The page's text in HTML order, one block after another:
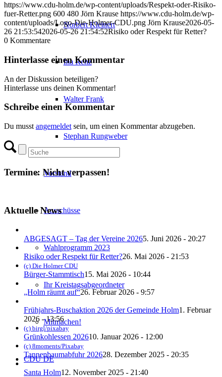
Norbert Kleinert
Ina Renz
Walter Frank
Stephan Rungweber
Vorstand
Ausschüsse
Wahlprogramm 2023
Ihr Kreistagsabgeordneter
Mitmachen!
CDU DE
https://www.cdu-holm.de/wp-content/uploads/Respekt-oder-Risiko-
fuer-Retter.png 600 480 Jörn Krause https://www.cdu-holm.de/wp-
content/uploads/Logo-Die-Holmer-CDU.png Jörn Krause2026-05-
26 21:53:542026-05-26 21:54:52Risiko oder Respekt für Retter?
0 Kommentare
Hinterlasse einen Kommentar
An der Diskussion beteiligen?
Hinterlasse uns deinen Kommentar!
Schreibe einen Kommentar
Du musst angemeldet sein, um einen Kommentar abzugeben.
Termine: Nicht verpassen!
Aktuelle News
ABGESAGT – Tag der Vereine 20265. Juni 2026 - 20:27
Risiko oder Respekt für Retter?26. Mai 2026 - 21:53
(c) Die Holmer CDU
Bürger-Stammtisch15. Mai 2026 - 10:44
„Holm räumt auf“26. Februar 2026 - 9:57
Frühjahrs-Buschaktion 2026 der Gemeinde Holm1. Februar
2026 - 13:56
(c) birgl/pixabay
Grünkohlessen 202610. Januar 2026 - 12:00
(c) 8moments/Pixabay
Tannenbaumabfuhr 202628. Dezember 2025 - 20:35
Santa Holm12. November 2025 - 21:40